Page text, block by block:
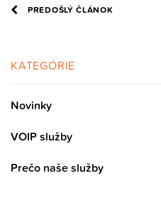
PREDOŠLÝ ČLÁNOK
KATEGÓRIE
Novinky
VOIP služby
Prečo naše služby